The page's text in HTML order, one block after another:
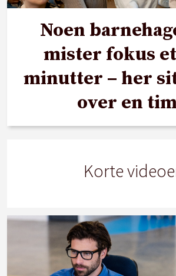
Noen
mister fokus
minutter – her
over en
Korte